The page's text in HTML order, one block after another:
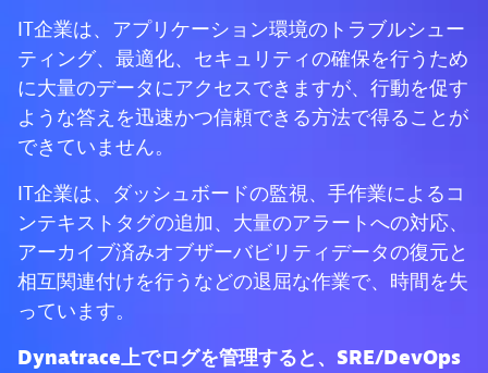
IT企業は、アプリケーション環境のトラブルシュー
ティング、最適化、セキュリティの確保を行うため
に大量のデータにアクセスできますが、行動を促す
ような答えを迅速かつ信頼できる方法で得ることが
できていません。
IT企業は、ダッシュボードの監視、手作業によるコ
ンテキストタグの追加、大量のアラートへの対応、
アーカイブ済みオブザーバビリティデータの復元と
相互関連付けを行うなどの退屈な作業で、時間を失
っています。
Dynatrace上でログを管理すると、SRE/DevOps